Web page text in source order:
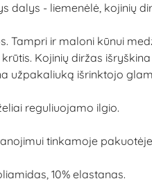
dalys - liemenėlė, kojinių
Tampri ir maloni kūnui
Kojinių diržas
užpakaliuką išrinktojo
reguliuojamo ilgio.
tinkamoje
10% elastanas.